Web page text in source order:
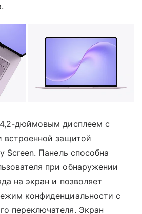
дюймовым дисплеем с
встроенной защитой
Screen. Панель способна
при обнаружении
на экран и позволяет
конфиденциальности с
переключателя. Экран